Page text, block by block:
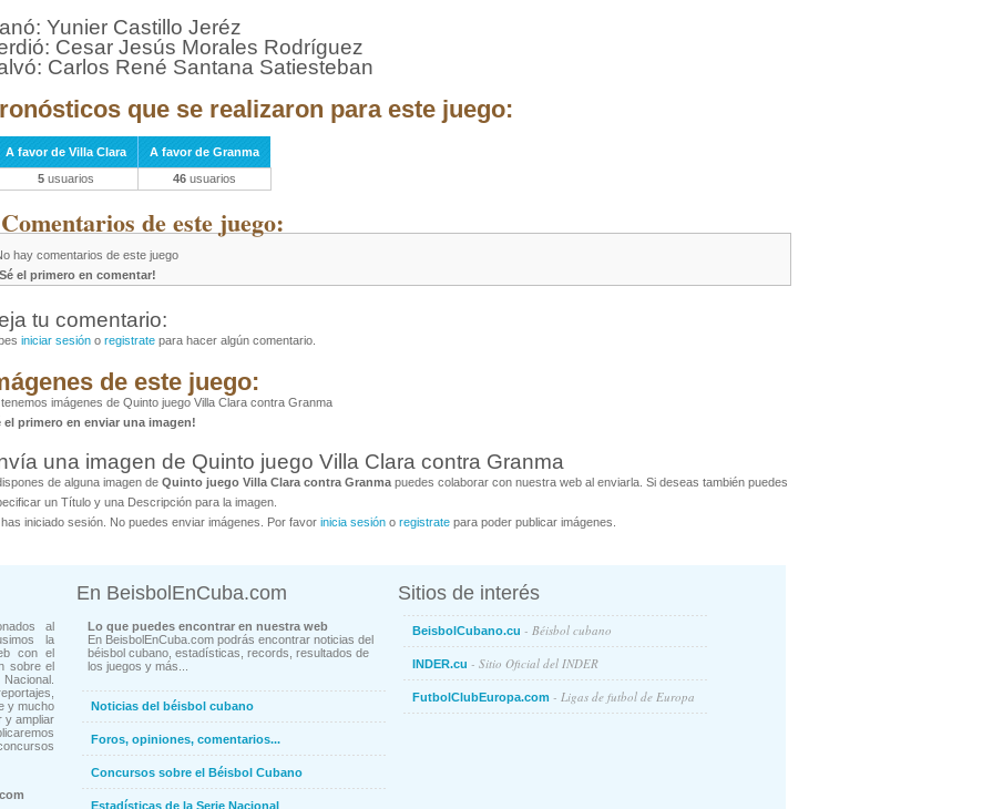
Yunier Castillo Jeréz
Cesar Jesús Morales Rodríguez
Carlos René Santana Satiesteban
que se realizaron para este juego:
A favor de Villa Clara
A favor de Granma
5 usuarios 46 usuarios
de este juego:
hay comentarios de este juego
el primero en comentar!
tu comentario:
iniciar sesión o registrate para hacer algún comentario.
de este juego:
tenemos imágenes de Quinto juego Villa Clara contra Granma
el primero en enviar una imagen!
una imagen de Quinto juego Villa Clara contra Granma
de alguna imagen de Quinto juego Villa Clara contra Granma puedes colaborar con nuestra web al enviarla. Si deseas también puedes
un Título y una Descripción para la imagen.
has iniciado sesión. No puedes enviar imágenes. Por favor inicia sesión o registrate para poder publicar imágenes.
al
la
con el
sobre el
y mucho
y ampliar
En BeisbolEnCuba.com
Lo que puedes encontrar en nuestra web
En BeisbolEnCuba.com podrás encontrar noticias del
béisbol cubano, estadísticas, records, resultados de
los juegos y más...
Noticias del béisbol cubano
Foros, opiniones, comentarios...
Concursos sobre el Béisbol Cubano
Estadísticas de la Serie Nacional
Sitios de interés
BeisbolCubano.cu - Béisbol cubano
INDER.cu - Sitio Oficial del INDER
FutbolClubEuropa.com - Ligas de futbol de Europa